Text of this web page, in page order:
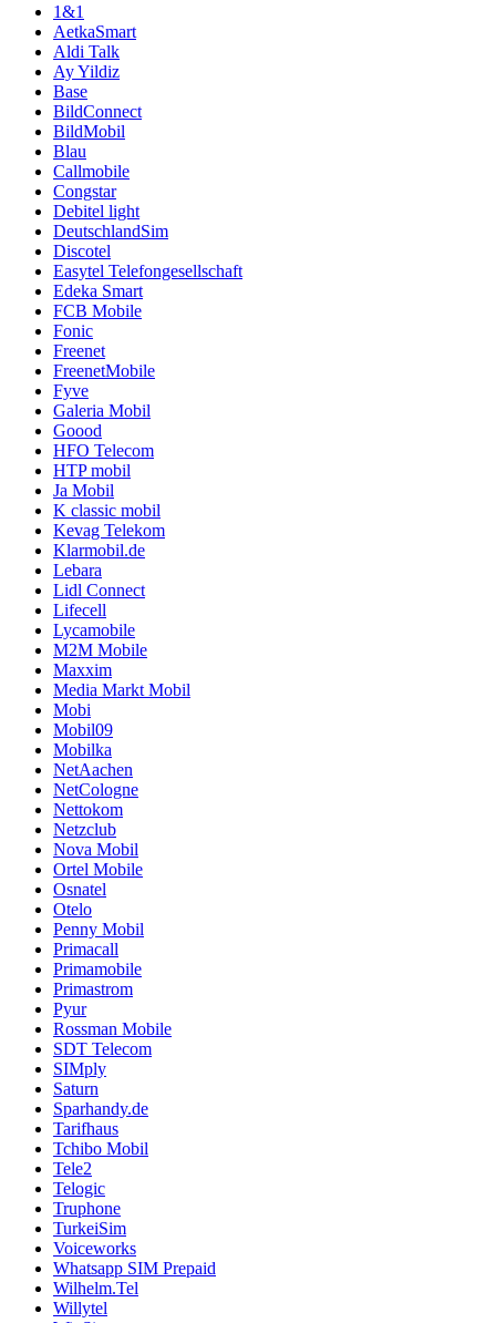
1&1
AetkaSmart
Aldi Talk
Ay Yildiz
Base
BildConnect
BildMobil
Blau
Callmobile
Congstar
Debitel light
DeutschlandSim
Discotel
Easytel Telefongesellschaft
Edeka Smart
FCB Mobile
Fonic
Freenet
FreenetMobile
Fyve
Galeria Mobil
Goood
HFO Telecom
HTP mobil
Ja Mobil
K classic mobil
Kevag Telekom
Klarmobil.de
Lebara
Lidl Connect
Lifecell
Lycamobile
M2M Mobile
Maxxim
Media Markt Mobil
Mobi
Mobil09
Mobilka
NetAachen
NetCologne
Nettokom
Netzclub
Nova Mobil
Ortel Mobile
Osnatel
Otelo
Penny Mobil
Primacall
Primamobile
Primastrom
Pyur
Rossman Mobile
SDT Telecom
SIMply
Saturn
Sparhandy.de
Tarifhaus
Tchibo Mobil
Tele2
Telogic
Truphone
TurkeiSim
Voiceworks
Whatsapp SIM Prepaid
Wilhelm.Tel
Willytel